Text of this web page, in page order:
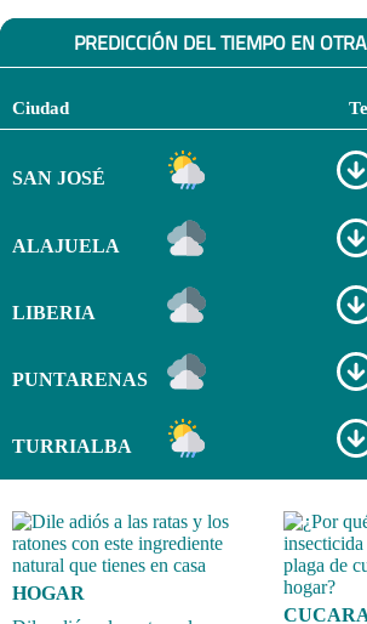
PREDICCIÓN DEL TIEMPO EN
Ciudad
SAN JOSÉ
ALAJUELA
LIBERIA
PUNTARENAS
TURRIALBA
HOGAR